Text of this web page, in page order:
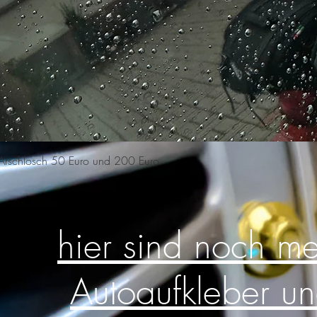
Schnellansicht
50 Euro und 200 Euro
hier sind noch
Autoaufkleber